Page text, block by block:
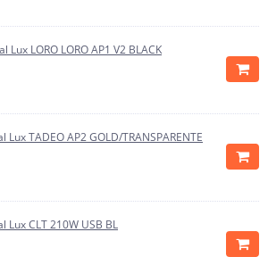
Lux LORO LORO AP1 V2 BLACK
Lux TADEO AP2 GOLD/TRANSPARENTE
Lux CLT 210W USB BL